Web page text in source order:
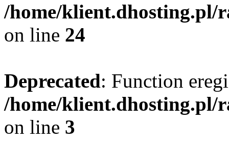
/home/klient.dhosting.pl/
on line 24
Deprecated: Function
/home/klient.dhosting.pl/
on line 3